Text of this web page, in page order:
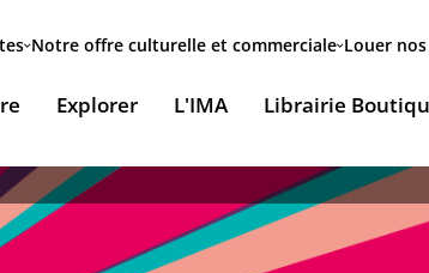
Notre offre culturelle et commerciale Louer
Explorer L'IMA Librairie